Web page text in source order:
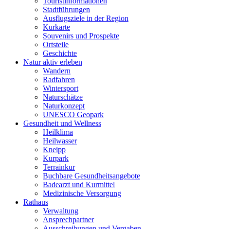
Stadtführungen
Ausflugsziele in der Region
Kurkarte
Souvenirs und Prospekte
Ortsteile
Geschichte
Natur aktiv erleben
Wandern
Radfahren
Wintersport
Naturschätze
Naturkonzept
UNESCO Geopark
Gesundheit und Wellness
Heilklima
Heilwasser
Kneipp
Kurpark
Terrainkur
Buchbare Gesundheitsangebote
Badearzt und Kurmittel
Medizinische Versorgung
Rathaus
Verwaltung
Ansprechpartner